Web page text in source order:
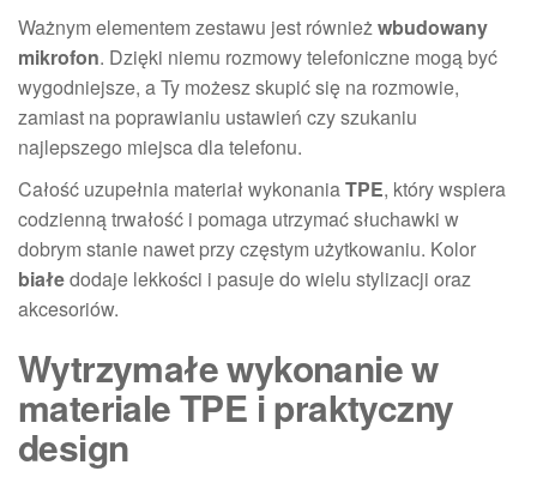
Ważnym elementem zestawu jest równieżwbudowany
mikrofon. Dzięki niemu rozmowy telefoniczne mogą być
wygodniejsze, a Ty możesz skupić się na rozmowie,
zamiast na poprawianiu ustawień czy szukaniu
najlepszego miejsca dla telefonu.
Całość uzupełnia materiał wykonaniaTPE, który wspiera
codzienną trwałość i pomaga utrzymać słuchawki w
dobrym stanie nawet przy częstym użytkowaniu. Kolor
białedodaje lekkości i pasuje do wielu stylizacji oraz
akcesoriów.
Wytrzymałe wykonanie w
materiale TPE i praktyczny
design